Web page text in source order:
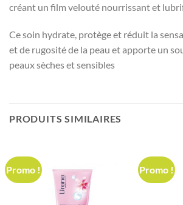
créant un film velouté nourrissant et
Ce soin hydrate, protège et réduit la
et de rugosité de la peau et apporte un
peaux sèches et sensibles
PRODUITS SIMILAIRES
Promo ! Promo !